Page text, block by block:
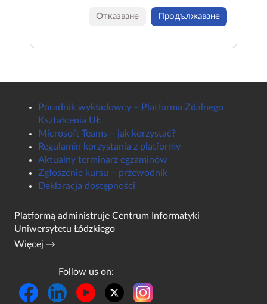
Отказване Продължаване
Poradnik wykładowcy – Platforma Zdalnego
Kształcenia UŁ
Microsoft Teams – jak korzystać?
Regulamin korzystania z platformy
Aktualny terminarz egzaminów
Zgłoszenie kursu – przewodnik
Deklaracja dostępności
Platformą administruje Centrum Informatyki
Uniwersytetu Łódzkiego
Więcej →
Follow us on: